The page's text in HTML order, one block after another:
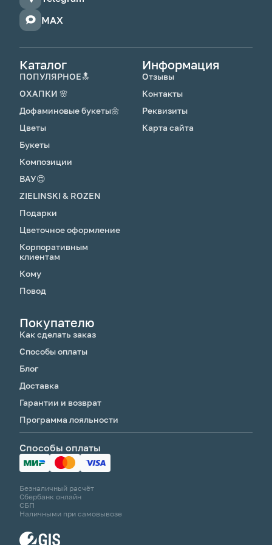
MAX
Каталог
ПОПУЛЯРНОЕ🔝
ОХАПКИ 🌸
Дофаминовые букеты🌼
Цветы
Букеты
Композиции
ВАУ😍
ZIELINSKI & ROZEN
Подарки
Цветочное оформление
Корпоративным
клиентам
Кому
Повод
Информация
Отзывы
Контакты
Реквизиты
Карта сайта
Покупателю
Как сделать заказ
Способы оплаты
Блог
Доставка
Гарантии и возврат
Программа лояльности
Способы оплаты
Безналичный расчёт
Сбербанк онлайн
СБП
Наличными при самовывозе